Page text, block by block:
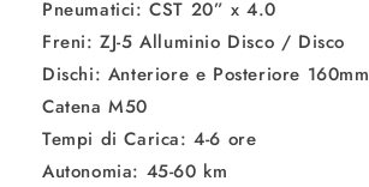
Pneumatici: CST 20” x 4.0
Freni: ZJ-5 Alluminio Disco / Disco
Dischi: Anteriore e Posteriore 160mm
Catena M50
Tempi di Carica: 4-6 ore
Autonomia: 45-60 km